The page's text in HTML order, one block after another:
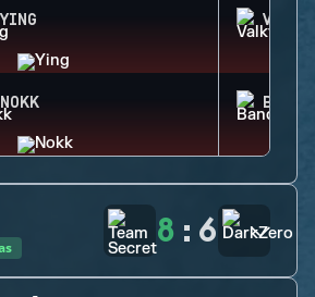
YING
NOKK
8 : 6